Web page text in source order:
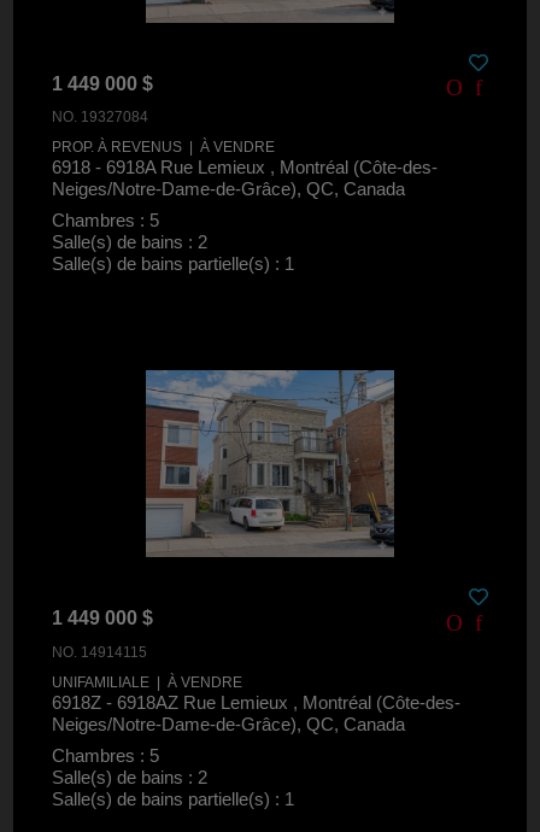
1 449 000 $
NO. 19327084
PROP. À REVENUS | À VENDRE
6918 - 6918A Rue Lemieux , Montréal (Côte-des-
Neiges/Notre-Dame-de-Grâce), QC, Canada
Chambres : 5
Salle(s) de bains : 2
Salle(s) de bains partielle(s) : 1
1 449 000 $
NO. 14914115
UNIFAMILIALE | À VENDRE
6918Z - 6918AZ Rue Lemieux , Montréal (Côte-des-
Neiges/Notre-Dame-de-Grâce), QC, Canada
Chambres : 5
Salle(s) de bains : 2
Salle(s) de bains partielle(s) : 1